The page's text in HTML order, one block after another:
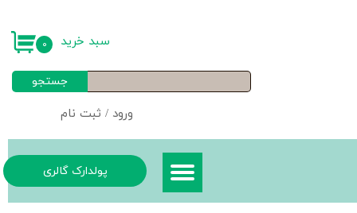
ورود / ثبت نام
خروج از حساب کاربری
جستجو
۰ سبد خرید
پولدارک گالری